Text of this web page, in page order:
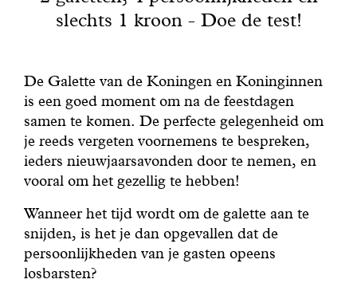
Met gezond verstand
Dandoy Family
Boetieks
E-shop
slechts 1 kroon - Doe de test!
De Galette van de Koningen en Koninginnen
is een goed moment om na de feestdagen
samen te komen. De perfecte gelegenheid om
je reeds vergeten voornemens te bespreken,
ieders nieuwjaarsavonden door te nemen, en
vooral om het gezellig te hebben!
Wanneer het tijd wordt om de galette aan te
snijden, is het je dan opgevallen dat de
persoonlijkheden van je gasten opeens
losbarsten?